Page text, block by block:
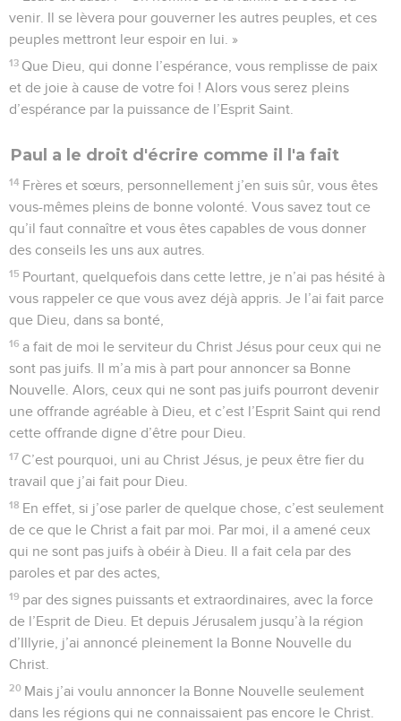
venir. Il se lèvera pour gouverner les autres peuples, et ces
peuples mettront leur espoir en lui. »
13 Que Dieu, qui donne l’espérance, vous remplisse de paix
et de joie à cause de votre foi ! Alors vous serez pleins
d’espérance par la puissance de l’Esprit Saint.
Paul a le droit d'écrire comme il l'a fait
14 Frères et sœurs, personnellement j’en suis sûr, vous êtes
vous-mêmes pleins de bonne volonté. Vous savez tout ce
qu’il faut connaître et vous êtes capables de vous donner
des conseils les uns aux autres.
15 Pourtant, quelquefois dans cette lettre, je n’ai pas hésité à
vous rappeler ce que vous avez déjà appris. Je l’ai fait parce
que Dieu, dans sa bonté,
16 a fait de moi le serviteur du Christ Jésus pour ceux qui ne
sont pas juifs. Il m’a mis à part pour annoncer sa Bonne
Nouvelle. Alors, ceux qui ne sont pas juifs pourront devenir
une offrande agréable à Dieu, et c’est l’Esprit Saint qui rend
cette offrande digne d’être pour Dieu.
17 C’est pourquoi, uni au Christ Jésus, je peux être fier du
travail que j’ai fait pour Dieu.
18 En effet, si j’ose parler de quelque chose, c’est seulement
de ce que le Christ a fait par moi. Par moi, il a amené ceux
qui ne sont pas juifs à obéir à Dieu. Il a fait cela par des
paroles et par des actes,
19 par des signes puissants et extraordinaires, avec la force
de l’Esprit de Dieu. Et depuis Jérusalem jusqu’à la région
d’Illyrie, j’ai annoncé pleinement la Bonne Nouvelle du
Christ.
20 Mais j’ai voulu annoncer la Bonne Nouvelle seulement
dans les régions qui ne connaissaient pas encore le Christ.